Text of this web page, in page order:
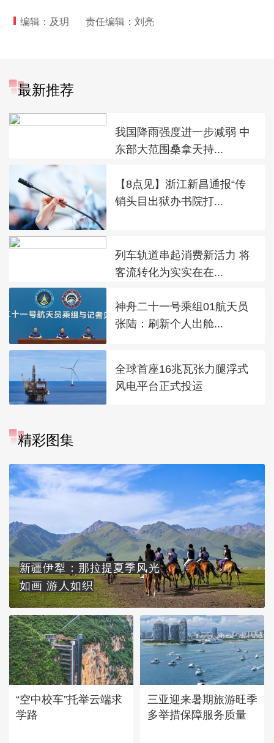
编辑：及玥 责任编辑：刘亮
最新推荐
我国降雨强度进一步减弱 中
东部大范围桑拿天持...
【8点见】浙江新昌通报“传
销头目出狱办书院打...
列车轨道串起消费新活力 将
客流转化为实实在在...
神舟二十一号乘组01航天员
张陆：刷新个人出舱...
全球首座16兆瓦张力腿浮式
风电平台正式投运
精彩图集
新疆伊犁：那拉提夏季风光
如画 游人如织
“空中校车”托举云端求
学路
三亚迎来暑期旅游旺季
多举措保障服务质量